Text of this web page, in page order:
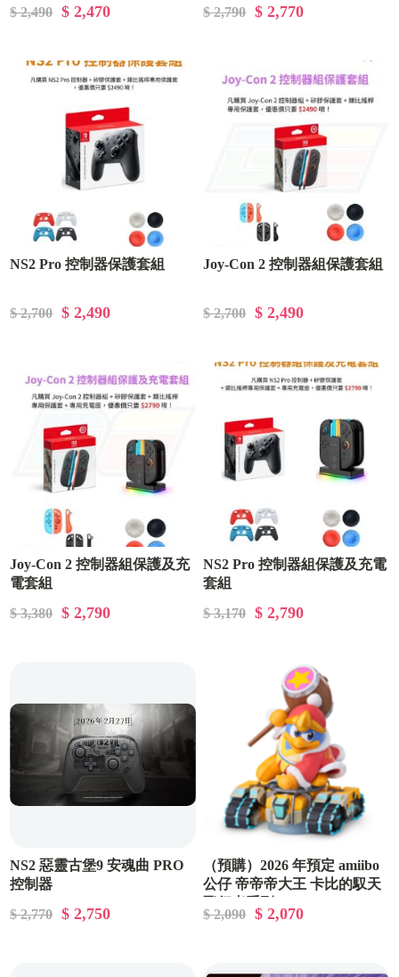
$ 2,490 $ 2,470 $ 2,790 $ 2,770
NS2 Pro 控制器保護套組
$ 2,700 $ 2,490
Joy-Con 2 控制器組保護套組
$ 2,700 $ 2,490
Joy-Con 2 控制器組保護及充
電套組
$ 3,380
$ 2,790
NS2 Pro 控制器組保護及充電
套組
$ 3,170
$ 2,790
NS2 惡靈古堡9 安魂曲 PRO
控制器
$ 2,770
$ 2,750
（預購）2026 年預定 amiibo
公仔 帝帝帝大王 卡比的馭天
$ 2,090 $ 2,070